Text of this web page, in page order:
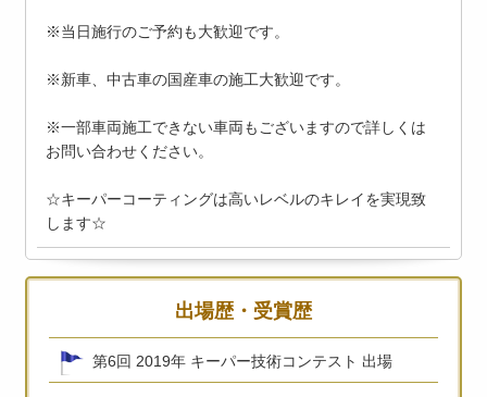
※当日施行のご予約も大歓迎です。
※新車、中古車の国産車の施工大歓迎です。
※一部車両施工できない車両もございますので詳しくは
お問い合わせください。
☆キーパーコーティングは高いレベルのキレイを実現致
します☆
出場歴・受賞歴
第6回 2019年 キーパー技術コンテスト 出場